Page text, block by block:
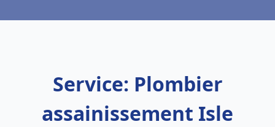
Service: Plombier
assainissement Isle